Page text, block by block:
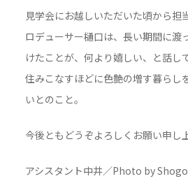
見学会にお越しいただいた頃から担
ロデューサー樋口は、長い期間に渡
けたことが、何より嬉しい、と話し
住みこなすほどに色艶の増す暮らし
いとのこと。
今後ともどうぞよろしくお願い申し
アシスタント中井／Photo by